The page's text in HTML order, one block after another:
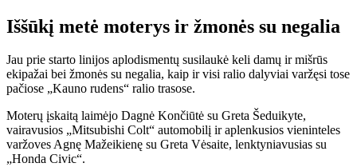
Iššūkį metė moterys ir žmonės su negalia
Jau prie starto linijos aplodismentų susilaukė keli damų ir mišrūs
ekipažai bei žmonės su negalia, kaip ir visi ralio dalyviai varžęsi tose
pačiose „Kauno rudens“ ralio trasose.
Moterų įskaitą laimėjo Dagnė Končiūtė su Greta Šeduikyte,
vairavusios „Mitsubishi Colt“ automobilį ir aplenkusios vieninteles
varžoves Agnę Mažeikienę su Greta Vėsaite, lenktyniavusias su
„Honda Civic“.